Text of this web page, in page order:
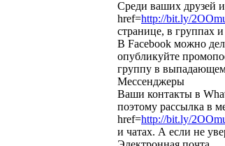
Среди ваших друзей и
href=http://bit.ly/
странице, в группах
В Facebook можно
опубликуйте
группу в
Мессенджеры
Ваши контакты в
поэтому рассылка в
href=http://bit.ly/
и чатах. А если не